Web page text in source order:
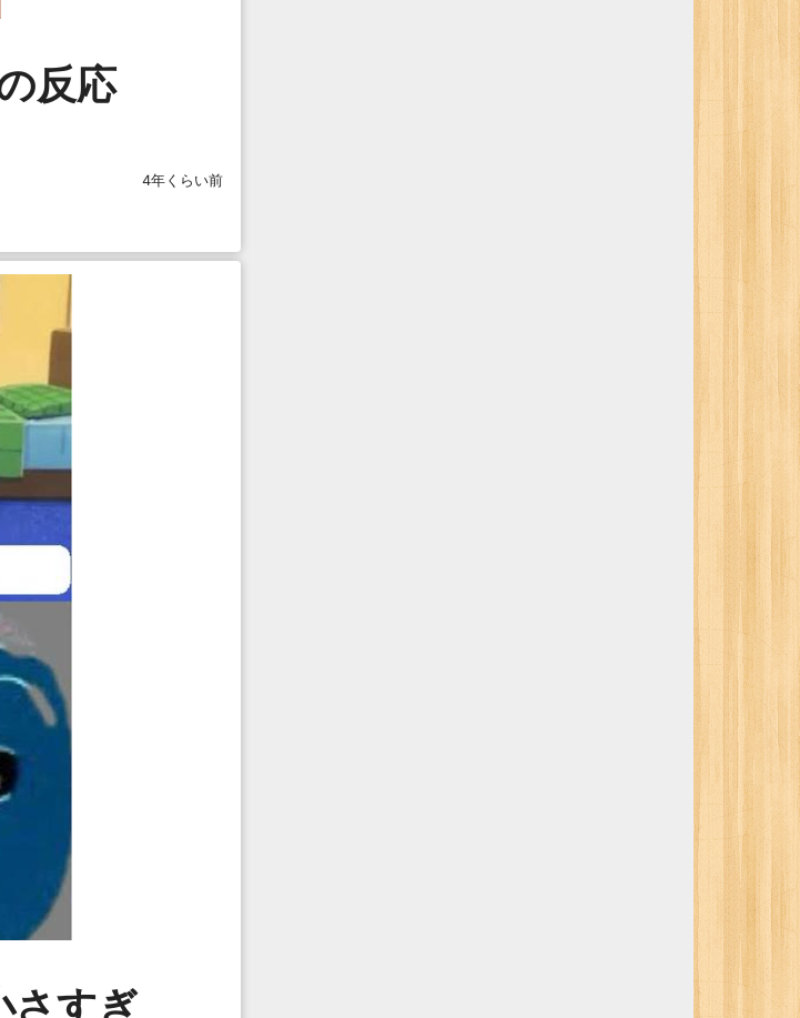
反応
4年くらい前
さすぎ